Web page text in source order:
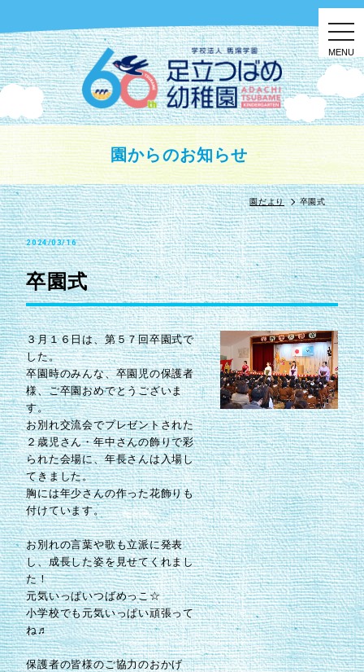
園からのお知らせ
園だより 卒園式
2024/03/16
卒園式
３月１６日は、第５７回卒園式で
した。
卒園時のみんな、卒園児の保護者
様、ご卒園おめでとうございま
す。
お別れ交流会でプレゼントされた
２歳児さん・年中さんの飾りで彩
られた会場に、年長さんは入場し
てきました。
胸には年少さんの作った花飾りも
付けています。
お別れの言葉や歌も立派に発表
し、成長した姿を見せてくれまし
た！
元気いっぱいつばめっこ☆
小学校でも元気いっぱい頑張って
ね♬
保護者の皆様のご協力のおかげ